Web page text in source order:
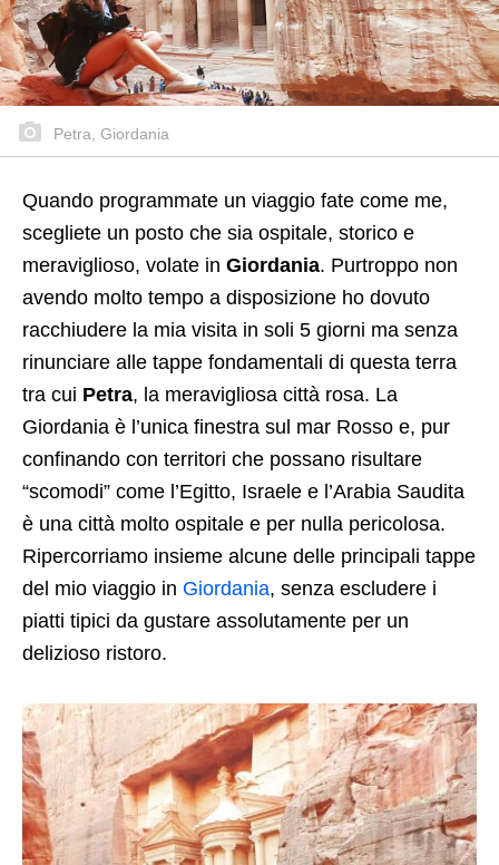
Petra, Giordania
Quando programmate un viaggio fate come me,
scegliete un posto che sia ospitale, storico e
meraviglioso, volate in Giordania. Purtroppo non
avendo molto tempo a disposizione ho dovuto
racchiudere la mia visita in soli 5 giorni ma senza
rinunciare alle tappe fondamentali di questa terra
tra cui Petra, la meravigliosa città rosa. La
Giordania è l’unica finestra sul mar Rosso e, pur
confinando con territori che possano risultare
“scomodi” come l’Egitto, Israele e l’Arabia Saudita
è una città molto ospitale e per nulla pericolosa.
Ripercorriamo insieme alcune delle principali tappe
del mio viaggio in Giordania, senza escludere i
piatti tipici da gustare assolutamente per un
delizioso ristoro.